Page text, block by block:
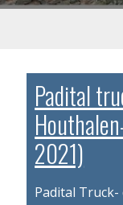
Padital
2021)
Padital